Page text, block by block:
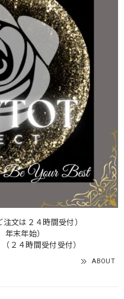
文は２４時間受付）
年末年始）
（２４時間受付受付）
ABOUT